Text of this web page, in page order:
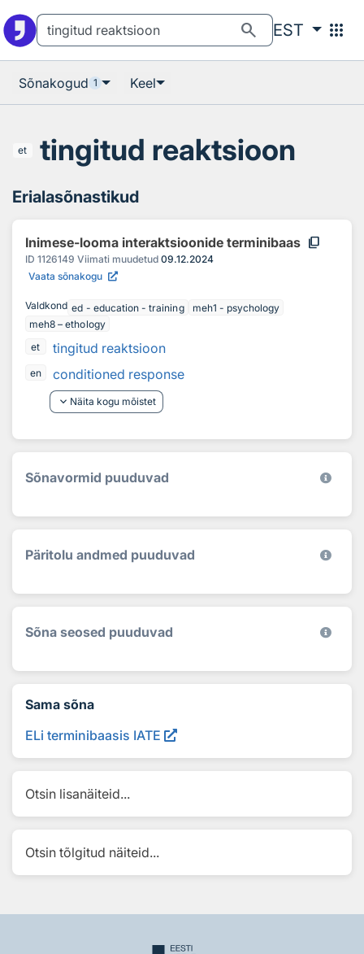
search EST apps
Sõnakogud 1 Keel
et tingitud reaktsioon
Erialasõnastikud
Inimese-looma interaktsioonide terminibaas content_copy
ID 1126149 Viimati muudetud 09.12.2024
Vaata sõnakogu
Valdkond ed - education - training
meh1 - psychology
meh8 – ethology
et
tingitud reaktsioon
en
conditioned response
keyboard_arrow_down Näita kogu mõistet
Sõnavormid puuduvad
Päritolu andmed puuduvad
Sõna seosed puuduvad
Sama sõna
ELi terminibaasis IATE
Otsin lisanäiteid...
Otsin tõlgitud näiteid...